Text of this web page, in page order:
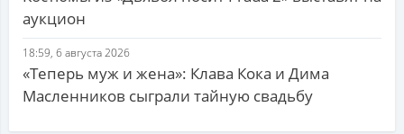
аукцион
18:59, 6 августа 2026
«Теперь муж и жена»: Клава Кока и Дима
Масленников сыграли тайную свадьбу